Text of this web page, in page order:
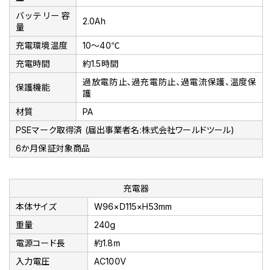
バッテリー容
量
2.0Ah
充電環境温度
10～40℃
充電時間
約1.5時間
保護機能
過放電防止、過充電防止、過電流保護、温度保
護
材質
PA
PSEマーク取得済 (届出事業者名:株式会社ワールドツール)
6か月保証対象商品
充電器
本体サイズ
W96×D115×H53mm
重量
240g
電源コード長
約1.8m
入力電圧
AC100V